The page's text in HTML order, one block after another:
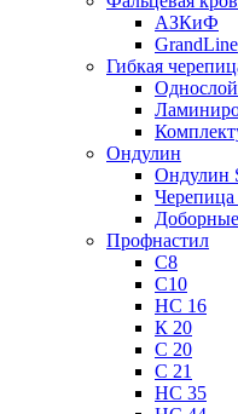
АЗКиФ
GrandLine
Гибкая
Ондулин
Ондулин
Профнастил
С8
С10
НС 16
К 20
С 20
С 21
НС 35